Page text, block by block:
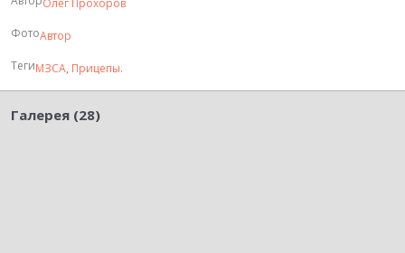
Олег Прохоров
ФотоАвтор
ТегиМЗСА, Прицепы.
Галерея (28)